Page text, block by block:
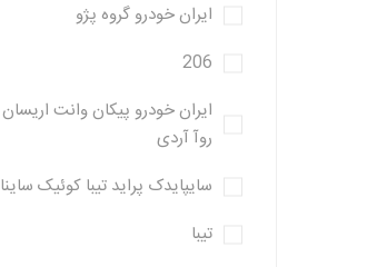
ایران خودرو گروه پژو
206
ایران خودرو پیکان وانت اریسان
روآ آردی
سایپایدک پراید تیبا کوئیک ساینا
تیبا